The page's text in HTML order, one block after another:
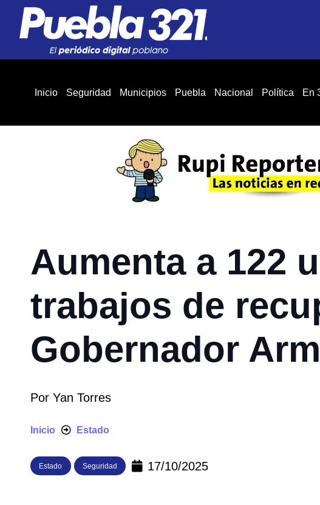
Inicio Seguridad Municipios Puebla Nacional Política En
Aumenta a 122
trabajos de
Gobernador
Por Yan Torres
Inicio Estado
Estado Seguridad 17/10/2025